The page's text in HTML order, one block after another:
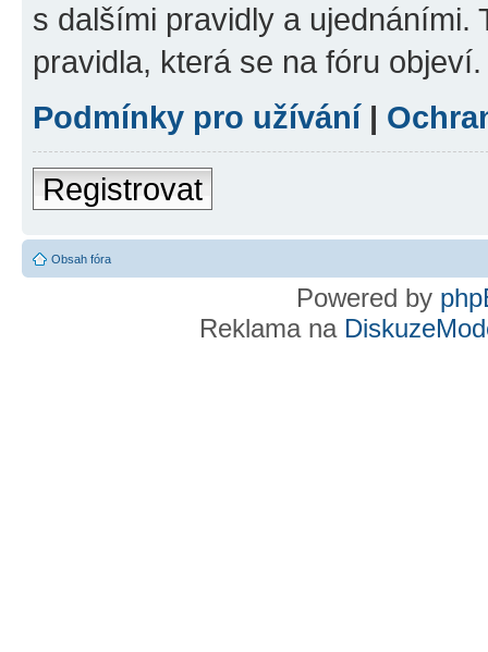
s dalšími pravidly a ujednáními.
pravidla, která se na fóru objeví.
Podmínky pro užívání |
Registrovat
Obsah fóra
Powered by
Reklama na